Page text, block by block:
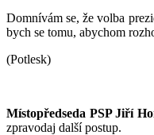
Domnívám se, že volba
bych se tomu, abychom
(Potlesk)
Místopředseda PSP Jiří
zpravodaj další postup.